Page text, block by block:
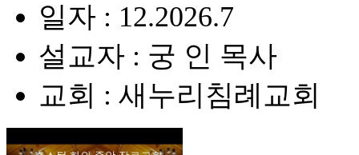
일자 : 12.2026.7
설교자 : 궁 인 목사
교회 : 새누리침례교회